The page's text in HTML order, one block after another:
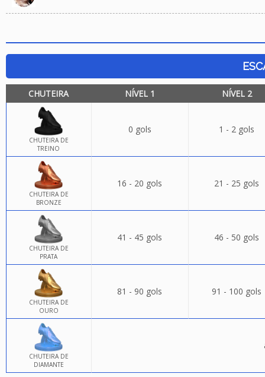
CHUTEIRA NÍVEL 1 NÍVEL 2
CHUTEIRA DE
TREINO
0 gols 1 - 2 gols
CHUTEIRA DE
BRONZE
16 - 20 gols 21 - 25 gols
CHUTEIRA DE
PRATA
41 - 45 gols 46 - 50 gols
CHUTEIRA DE
OURO
81 - 90 gols 91 - 100 gols
CHUTEIRA DE
DIAMANTE